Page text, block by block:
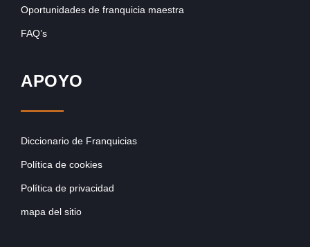
Oportunidades de franquicia maestra
FAQ’s
APOYO
Diccionario de Franquicias
Política de cookies
Política de privacidad
mapa del sitio